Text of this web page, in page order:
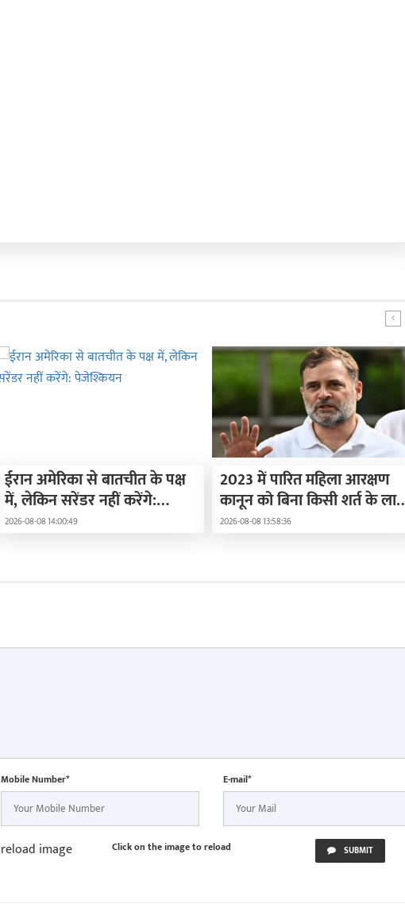
ईरान अमेरिका से बातचीत के पक्ष
में, लेकिन सरेंडर नहीं करेंगे:
पेजेश्कियन
2026-08-08 14:00:49
2023 में पारित महिला आरक्षण
कानून को बिना किसी शर्त के लागू
करें : राहुल गांधी
2026-08-08 13:58:36
Mobile Number* E-mail*
Click on the image to reload SUBMIT